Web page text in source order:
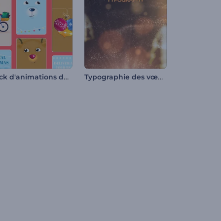
Pack d'animations de Noël pour Reels Typographie des vœux de Noël